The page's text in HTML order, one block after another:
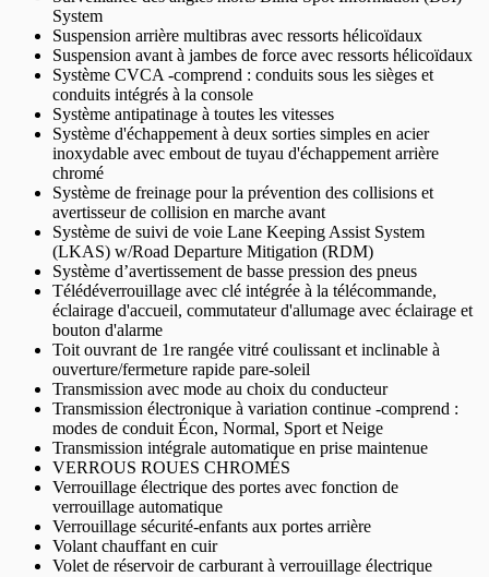
System
Suspension arrière multibras avec ressorts hélicoïdaux
Suspension avant à jambes de force avec ressorts hélicoïdaux
Système CVCA -comprend : conduits sous les sièges et
conduits intégrés à la console
Système antipatinage à toutes les vitesses
Système d'échappement à deux sorties simples en acier
inoxydable avec embout de tuyau d'échappement arrière
chromé
Système de freinage pour la prévention des collisions et
avertisseur de collision en marche avant
Système de suivi de voie Lane Keeping Assist System
(LKAS) w/Road Departure Mitigation (RDM)
Système d’avertissement de basse pression des pneus
Télédéverrouillage avec clé intégrée à la télécommande,
éclairage d'accueil, commutateur d'allumage avec éclairage et
bouton d'alarme
Toit ouvrant de 1re rangée vitré coulissant et inclinable à
ouverture/fermeture rapide pare-soleil
Transmission avec mode au choix du conducteur
Transmission électronique à variation continue -comprend :
modes de conduit Écon, Normal, Sport et Neige
Transmission intégrale automatique en prise maintenue
VERROUS ROUES CHROMÉS
Verrouillage électrique des portes avec fonction de
verrouillage automatique
Verrouillage sécurité-enfants aux portes arrière
Volant chauffant en cuir
Volet de réservoir de carburant à verrouillage électrique